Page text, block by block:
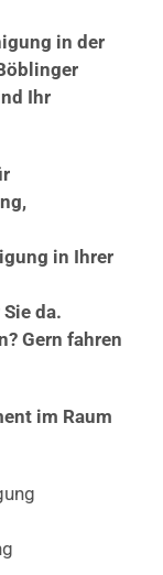
in der
Ihr
in Ihrer
da.
Gern fahren
im Raum